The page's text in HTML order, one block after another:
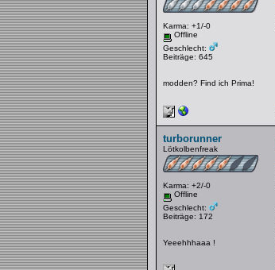
Karma: +1/-0
Offline
Geschlecht:
Beiträge: 645
modden? Find ich Prima!
turborunner
Lötkolbenfreak
Karma: +2/-0
Offline
Geschlecht:
Beiträge: 172
Yeeehhhaaa !